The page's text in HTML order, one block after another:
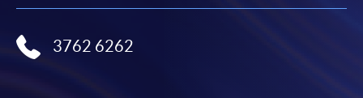
3762 6262